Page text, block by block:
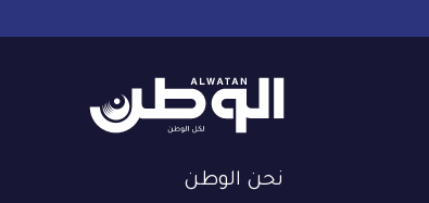
نحن الوطن